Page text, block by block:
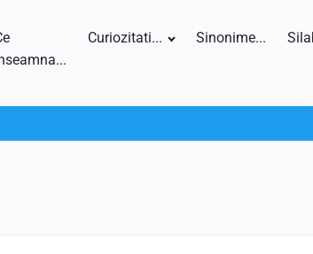
Curiozitati... Sinonime...